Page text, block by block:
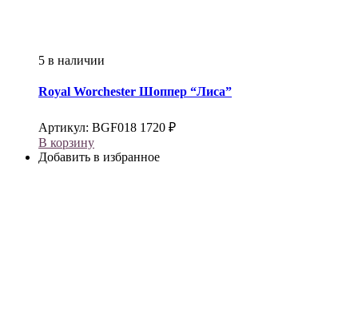
5 в наличии
Royal Worchester Шоппер “Лиса”
Артикул: BGF018 1720 ₽
В корзину
Добавить в избранное